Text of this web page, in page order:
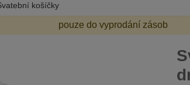
košíčky
pouze do vyprodání zásob